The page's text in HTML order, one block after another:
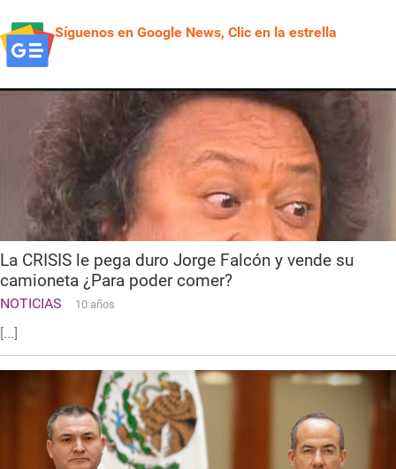
Síguenos en Google News, Clic en la estrella
La CRISIS le pega duro Jorge Falcón y vende su
camioneta ¿Para poder comer?
NOTICIAS 10 años
[...]